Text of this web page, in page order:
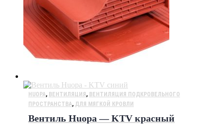
HUOPA, ВЕНТИЛЯЦИЯ, ВЕНТИЛЯЦИЯ ПОДКРОВЕЛЬНОГО
ПРОСТРАНСТВА, ДЛЯ МЯГКОЙ КРОВЛИ
Вентиль Huopa — KTV красный